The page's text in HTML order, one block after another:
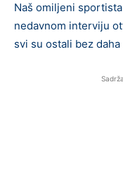
Naš omiljeni
nedavnom interviju
svi su ostali bez